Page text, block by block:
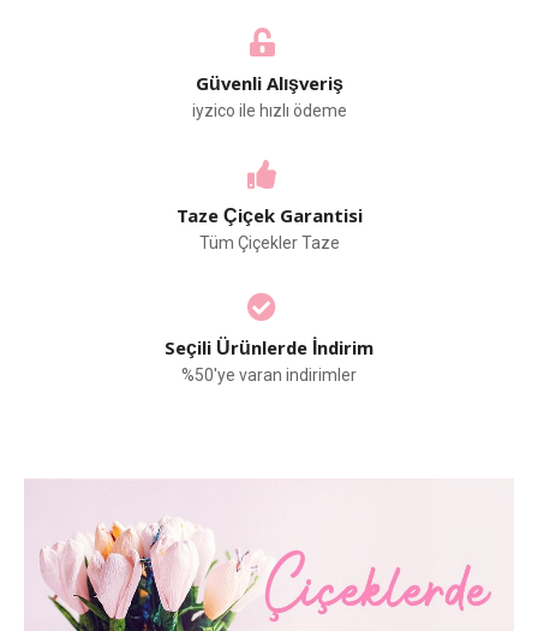
Güvenli Alışveriş
iyzico ile hızlı ödeme
Taze Çiçek Garantisi
Tüm Çiçekler Taze
Seçili Ürünlerde İndirim
%50'ye varan indirimler